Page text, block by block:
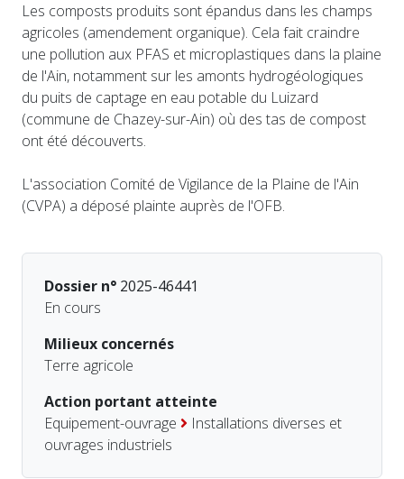
Les composts produits sont épandus dans les champs
agricoles (amendement organique). Cela fait craindre
une pollution aux PFAS et microplastiques dans la plaine
de l'Ain, notamment sur les amonts hydrogéologiques
du puits de captage en eau potable du Luizard
(commune de Chazey-sur-Ain) où des tas de compost
ont été découverts.
L'association Comité de Vigilance de la Plaine de l'Ain
(CVPA) a déposé plainte auprès de l'OFB.
Dossier n° 2025-46441
En cours
Milieux concernés
Terre agricole
Action portant atteinte
Equipement-ouvrage
Installations diverses et
ouvrages industriels